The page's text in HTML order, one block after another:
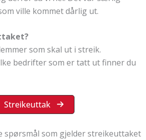
ville kommet dårlig ut.
som skal ut i streik.
bedrifter som er tatt ut finner du
Streikeuttak
spørsmål som gjelder streikeuttaket